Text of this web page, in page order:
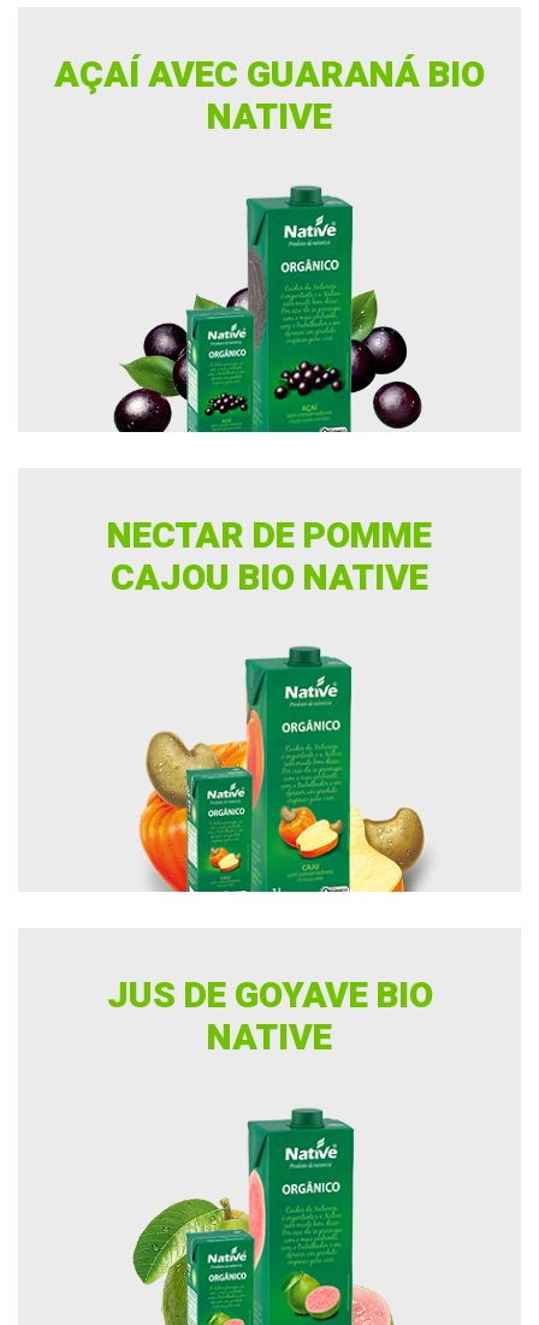
AÇAÍ AVEC GUARANÁ BIO
NATIVE
NECTAR DE POMME
CAJOU BIO NATIVE
JUS DE GOYAVE BIO
NATIVE